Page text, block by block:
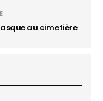
au cimetière